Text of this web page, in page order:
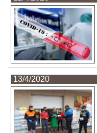
13/4/2020